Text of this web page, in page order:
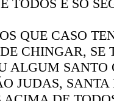
TODOS É SÓ
QUE CASO
CHINGAR, SE
ALGUM SANTO
JUDAS, SANTA